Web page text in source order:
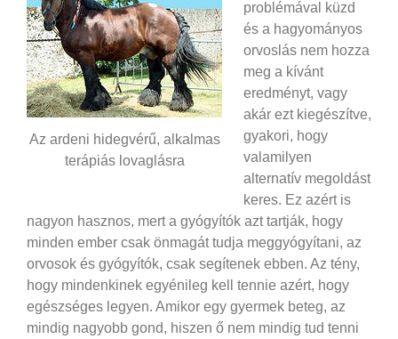
Az ardeni hidegvérű, alkalmas
terápiás lovaglásra
problémával küzd
és a hagyományos
orvoslás nem hozza
meg a kívánt
eredményt, vagy
akár ezt kiegészítve,
gyakori, hogy
valamilyen
alternatív megoldást
keres. Ez azért is
nagyon hasznos, mert a gyógyítók azt tartják, hogy
minden ember csak önmagát tudja meggyógyítani, az
orvosok és gyógyítók, csak segítenek ebben. Az tény,
hogy mindenkinek egyénileg kell tennie azért, hogy
egészséges legyen. Amikor egy gyermek beteg, az
mindig nagyobb gond, hiszen ő nem mindig tud tenni